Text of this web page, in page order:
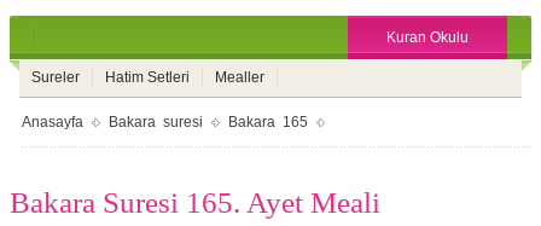
Kuran Okulu
Sureler Hatim Setleri Mealler
Anasayfa Bakara suresi Bakara 165
Bakara Suresi 165. Ayet Meali